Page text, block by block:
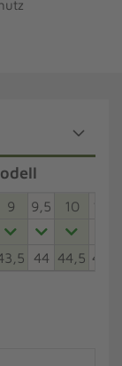
9 9,5 10
44 44,5 45,5